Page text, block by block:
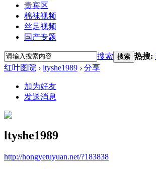
贵宾区
棉袜视频
丝足视频
国产专题
搜索 搜索 热搜:
红叶图院 › ltyshe1989 › 分享
加为好友
发送消息
ltyshe1989
http://hongyetuyuan.net/?183838